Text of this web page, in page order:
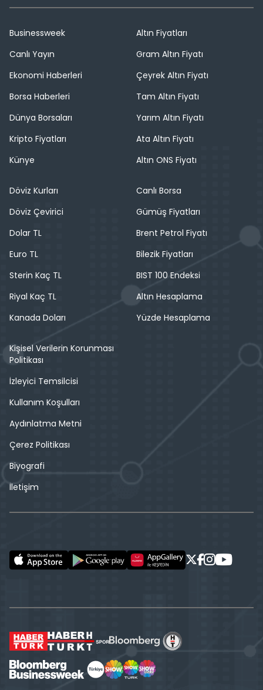
Businessweek
Canlı Yayın
Ekonomi Haberleri
Borsa Haberleri
Dünya Borsaları
Kripto Fiyatları
Künye
Altın Fiyatları
Gram Altın Fiyatı
Çeyrek Altın Fiyatı
Tam Altın Fiyatı
Yarım Altın Fiyatı
Ata Altın Fiyatı
Altın ONS Fiyatı
Döviz Kurları
Döviz Çevirici
Dolar TL
Euro TL
Sterin Kaç TL
Riyal Kaç TL
Kanada Doları
Canlı Borsa
Gümüş Fiyatları
Brent Petrol Fiyatı
Bilezik Fiyatları
BIST 100 Endeksi
Altın Hesaplama
Yüzde Hesaplama
Kişisel Verilerin Korunması
Politikası
İzleyici Temsilcisi
Kullanım Koşulları
Aydınlatma Metni
Çerez Politikası
Biyografi
İletişim